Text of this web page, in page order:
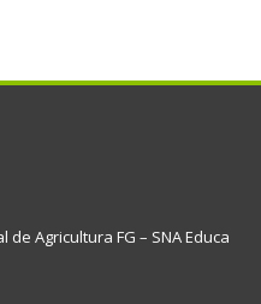
Agricultura FG – SNA Educa